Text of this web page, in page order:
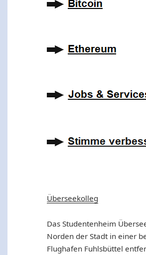
Überseekolleg
Das Studentenheim
Norden der Stadt in einer
Flughafen Fuhlsbüttel